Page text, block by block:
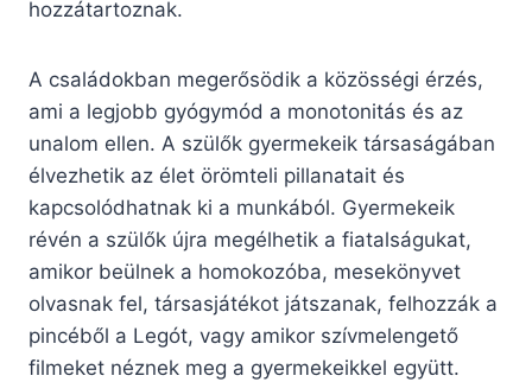
hozzátartoznak.
A családokban megerősödik a közösségi érzés,
ami a legjobb gyógymód a monotonitás és az
unalom ellen. A szülők gyermekeik társaságában
élvezhetik az élet örömteli pillanatait és
kapcsolódhatnak ki a munkából. Gyermekeik
révén a szülők újra megélhetik a fiatalságukat,
amikor beülnek a homokozóba, mesekönyvet
olvasnak fel, társasjátékot játszanak, felhozzák a
pincéből a Legót, vagy amikor szívmelengető
filmeket néznek meg a gyermekeikkel együtt.